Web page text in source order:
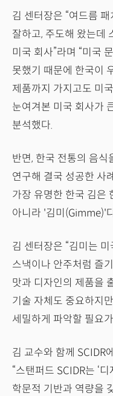
김 센터장은 “여드름
잘하고, 주도해 왔는데
미국 회사”라며 “미국
못했기 때문에 한국이
제품까지 가지고도 미
눈여겨본 미국 회사가
분석했다.
반면, 한국 전통의 음식
연구해 결국 성공한 사
가장 유명한 한국 김은
아니라 '김미(Gimme)'
김 센터장은 “김미는
스낵이나 안주처럼 즐
맛과 디자인의 제품을
기술 자체도 중요하지
세밀하게 파악할 필요
김 교수와 함께 SCIDR
“스탠퍼드 SCIDR는 ‘
학문적 기반과 역량을